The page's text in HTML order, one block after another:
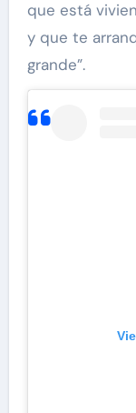
que está
y que te
grande”.